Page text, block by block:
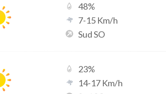
48%
7-15 Km/h
Sud SO
23%
14-17 Km/h